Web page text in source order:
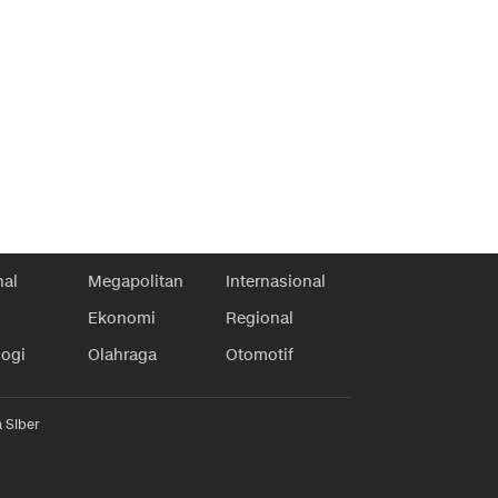
Megapolitan
Internasional
Ekonomi
Regional
Olahraga Otomotif
Siber